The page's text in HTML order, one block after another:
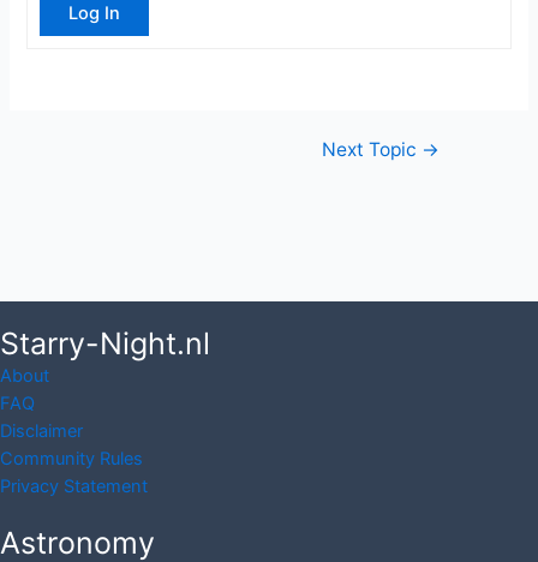
Log In
Next Topic →
Starry-Night.nl
About
FAQ
Disclaimer
Community Rules
Privacy Statement
Astronomy